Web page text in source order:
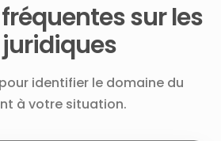
sur les
identifier le domaine du
à votre situation.